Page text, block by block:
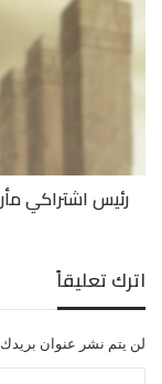
المحافظة
وعليهرئيس اشتراكي
اترك تعليقاً
لن يتم نشر عنوان بريدك